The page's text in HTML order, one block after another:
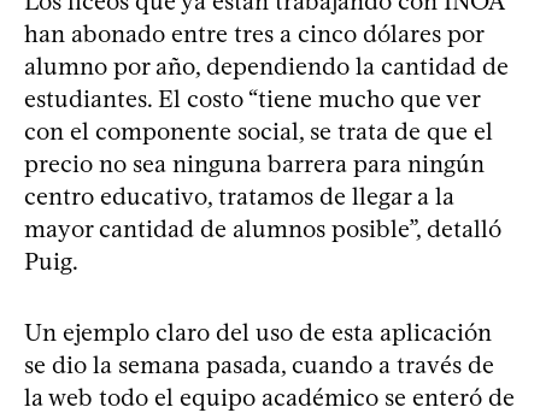
han abonado entre tres a cinco dólares por
alumno por año, dependiendo la cantidad de
estudiantes. El costo “tiene mucho que ver
con el componente social, se trata de que el
precio no sea ninguna barrera para ningún
centro educativo, tratamos de llegar a la
mayor cantidad de alumnos posible”, detalló
Puig.
Un ejemplo claro del uso de esta aplicación
se dio la semana pasada, cuando a través de
la web todo el equipo académico se enteró de